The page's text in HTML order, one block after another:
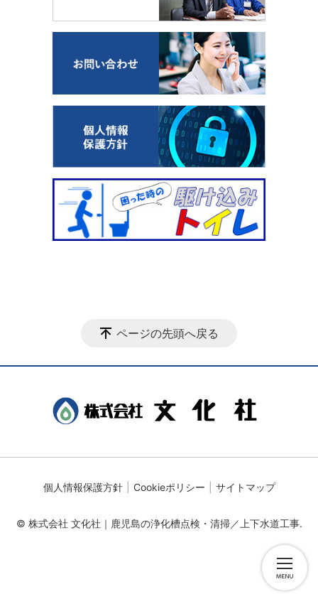
ページの先頭へ戻る
個人情報保護方針 Cookieポリシー サイトマップ
© 株式会社 文化社｜鹿児島の浄化槽点検・清掃／上下水道工事.